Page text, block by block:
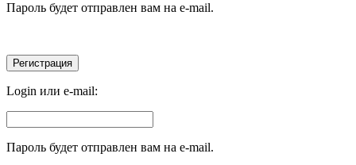
Пароль будет отправлен вам на e-mail.
Login или e-mail:
Пароль будет отправлен вам на e-mail.